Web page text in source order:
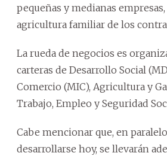
pequeñas y medianas empresas,
agricultura familiar de los
La rueda de negocios es
carteras de Desarrollo Social
Comercio (MIC), Agricultura y
Trabajo, Empleo y Seguridad
Cabe mencionar que, en
desarrollarse hoy, se llevarán